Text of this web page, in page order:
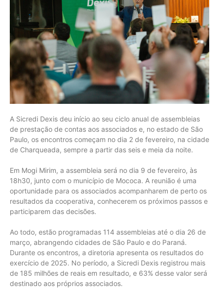
A Sicredi Dexis deu início ao seu ciclo anual de assembleias
de prestação de contas aos associados e, no estado de São
Paulo, os encontros começam no dia 2 de fevereiro, na cidade
de Charqueada, sempre a partir das seis e meia da noite.
Em Mogi Mirim, a assembleia será no dia 9 de fevereiro, às
18h30, junto com o município de Mococa. A reunião é uma
oportunidade para os associados acompanharem de perto os
resultados da cooperativa, conhecerem os próximos passos e
participarem das decisões.
Ao todo, estão programadas 114 assembleias até o dia 26 de
março, abrangendo cidades de São Paulo e do Paraná.
Durante os encontros, a diretoria apresenta os resultados do
exercício de 2025. No período, a Sicredi Dexis registrou mais
de 185 milhões de reais em resultado, e 63% desse valor será
destinado aos próprios associados.